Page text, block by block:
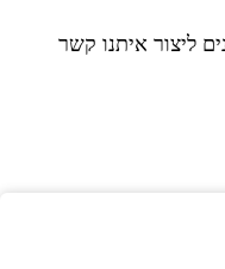
ליצור איתנו קשר